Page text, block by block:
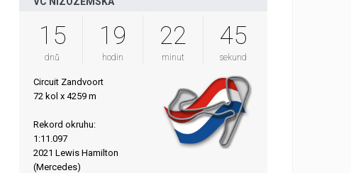
15
dnů
19
hodin
22
minut
44
sekund
Circuit Zandvoort
72 kol x 4259 m
Rekord okruhu:
1:11.097
2021 Lewis Hamilton
(Mercedes)